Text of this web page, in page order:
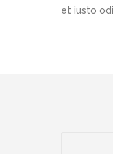
et iusto